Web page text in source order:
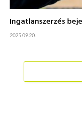
Ingatlanszerzés
2025.09.20.